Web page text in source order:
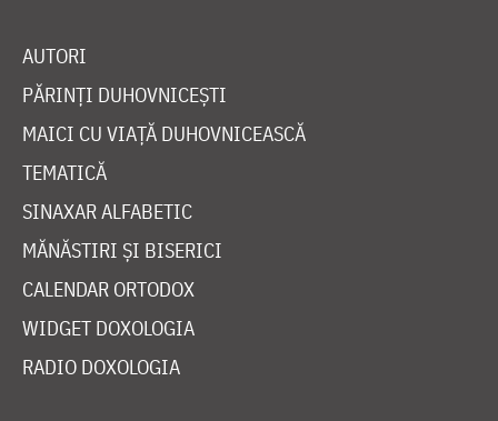
AUTORI
PĂRINȚI DUHOVNICEȘTI
MAICI CU VIAȚĂ DUHOVNICEASCĂ
TEMATICĂ
SINAXAR ALFABETIC
MĂNĂSTIRI ȘI BISERICI
CALENDAR ORTODOX
WIDGET DOXOLOGIA
RADIO DOXOLOGIA